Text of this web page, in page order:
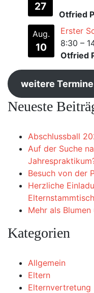
27
Otfried
Aug.
10
Erster
8:30 –
Otfried
weitere Termine
Neueste
Abschlussball
Auf der Suche
Besuch von der
Herzliche
Mehr als
Kategorien
Allgemein
Eltern
Elternvertretung